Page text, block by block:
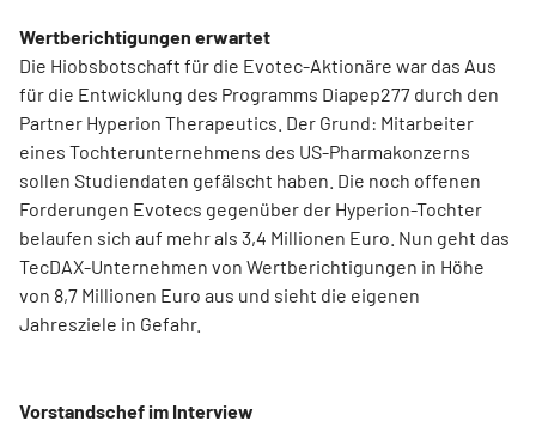
Wertberichtigungen erwartet
Die Hiobsbotschaft für die Evotec-Aktionäre war das Aus
für die Entwicklung des Programms Diapep277 durch den
Partner Hyperion Therapeutics. Der Grund: Mitarbeiter
eines Tochterunternehmens des US-Pharmakonzerns
sollen Studiendaten gefälscht haben. Die noch offenen
Forderungen Evotecs gegenüber der Hyperion-Tochter
belaufen sich auf mehr als 3,4 Millionen Euro. Nun geht das
TecDAX-Unternehmen von Wertberichtigungen in Höhe
von 8,7 Millionen Euro aus und sieht die eigenen
Jahresziele in Gefahr.
Vorstandschef im Interview